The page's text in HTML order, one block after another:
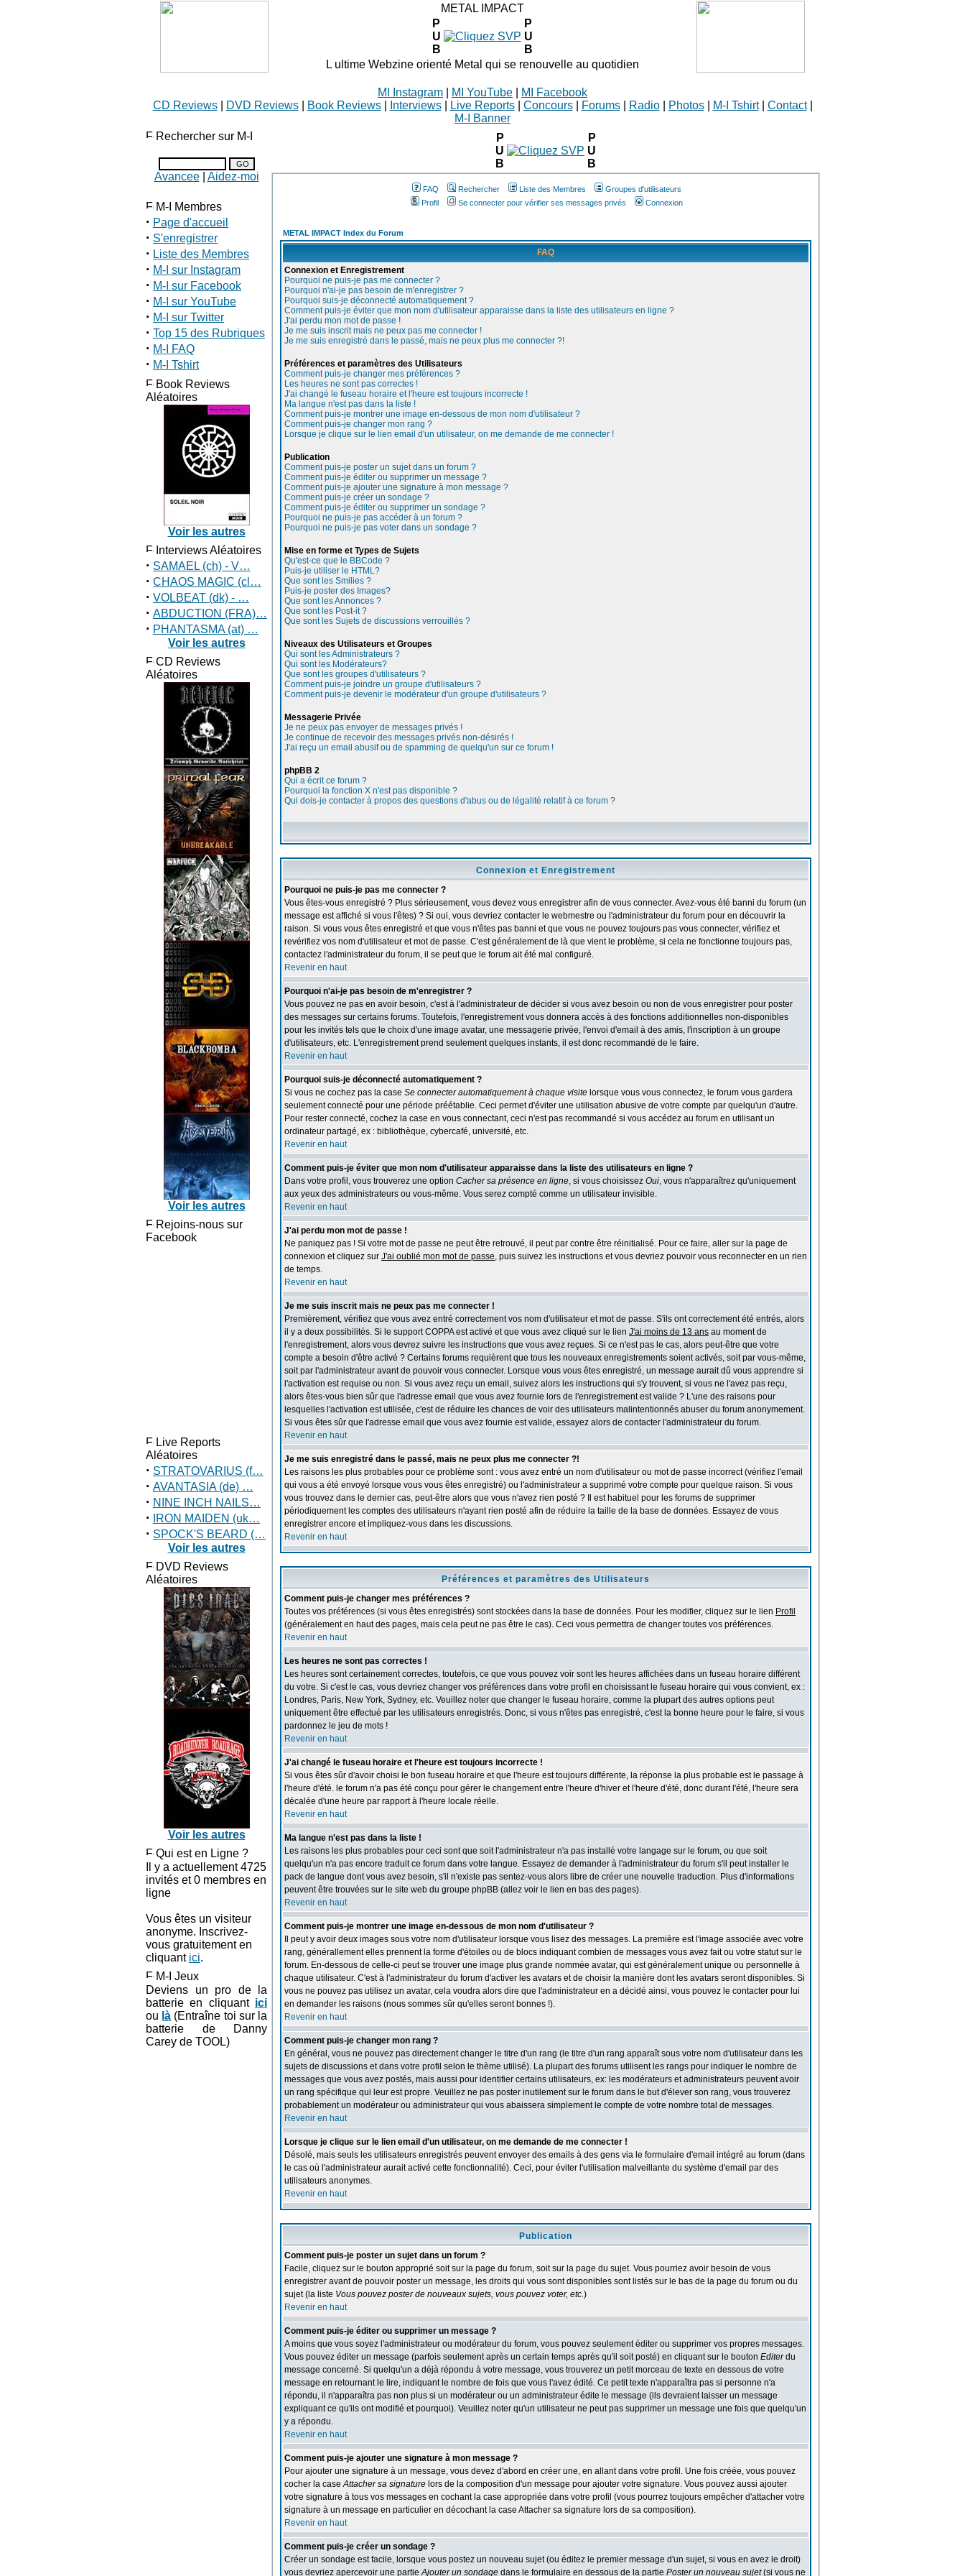
METAL IMPACT
P
U
B
P
U
B
L ultime Webzine orienté Metal qui se renouvelle au quotidien
MI Instagram MI YouTube
MI Facebook
CD Reviews| DVD Reviews| Book Reviews| Interviews| Live Reports| Concours| Forums| Radio| Photos| M-I Tshirt| Contact|
M-I Banner
Rechercher sur M-I
Avancee| Aidez-moi
M-I Membres
· Page d'accueil
· S'enregistrer
· Liste des Membres
· M-I sur Instagram
· M-I sur Facebook
· M-I sur YouTube
· M-I sur Twitter
· Top 15 des Rubriques
· M-I FAQ
· M-I Tshirt
Book Reviews
Aléatoires
Voir les autres
Interviews Aléatoires
· SAMAEL (ch) - V…
· CHAOS MAGIC (cl…
· VOLBEAT (dk) - …
· ABDUCTION (FRA)…
· PHANTASMA (at) …
Voir les autres
CD Reviews
Aléatoires
Voir les autres
Rejoins-nous sur
Facebook
Live Reports
Aléatoires
· STRATOVARIUS (f…
· AVANTASIA (de) …
· NINE INCH NAILS…
· IRON MAIDEN (uk…
· SPOCK'S BEARD (…
Voir les autres
DVD Reviews
Aléatoires
Voir les autres
Qui est en Ligne ?
Il y a actuellement 4725
invités et 0 membres en
ligne
Vous êtes un visiteur
anonyme. Inscrivez-
vous gratuitement en
cliquant ici.
M-I Jeux
Deviens un pro de la
batterie en cliquant ici
ou là (Entraîne toi sur la
batterie de Danny
Carey de TOOL)
P
U
B
P
U
B
FAQ Rechercher Liste des Membres
Groupes d'utilisateurs
Profil
Se connecter pour vérifier ses messages privés Connexion
METAL IMPACT Index du Forum
FAQ
Connexion et Enregistrement
Pourquoi ne puis-je pas me connecter ?
Pourquoi n'ai-je pas besoin de m'enregistrer ?
Pourquoi suis-je déconnecté automatiquement ?
Comment puis-je éviter que mon nom d'utilisateur apparaisse dans la liste des utilisateurs en ligne ?
J'ai perdu mon mot de passe !
Je me suis inscrit mais ne peux pas me connecter !
Je me suis enregistré dans le passé, mais ne peux plus me connecter ?!
Préférences et paramètres des Utilisateurs
Comment puis-je changer mes préférences ?
Les heures ne sont pas correctes !
J'ai changé le fuseau horaire et l'heure est toujours incorrecte !
Ma langue n'est pas dans la liste !
Comment puis-je montrer une image en-dessous de mon nom d'utilisateur ?
Comment puis-je changer mon rang ?
Lorsque je clique sur le lien email d'un utilisateur, on me demande de me connecter !
Publication
Comment puis-je poster un sujet dans un forum ?
Comment puis-je éditer ou supprimer un message ?
Comment puis-je ajouter une signature à mon message ?
Comment puis-je créer un sondage ?
Comment puis-je éditer ou supprimer un sondage ?
Pourquoi ne puis-je pas accéder à un forum ?
Pourquoi ne puis-je pas voter dans un sondage ?
Mise en forme et Types de Sujets
Qu'est-ce que le BBCode ?
Puis-je utiliser le HTML?
Que sont les Smilies ?
Puis-je poster des Images?
Que sont les Annonces ?
Que sont les Post-it ?
Que sont les Sujets de discussions verrouillés ?
Niveaux des Utilisateurs et Groupes
Qui sont les Administrateurs ?
Qui sont les Modérateurs?
Que sont les groupes d'utilisateurs ?
Comment puis-je joindre un groupe d'utilisateurs ?
Comment puis-je devenir le modérateur d'un groupe d'utilisateurs ?
Messagerie Privée
Je ne peux pas envoyer de messages privés !
Je continue de recevoir des messages privés non-désirés !
J'ai reçu un email abusif ou de spamming de quelqu'un sur ce forum !
phpBB 2
Qui a écrit ce forum ?
Pourquoi la fonction X n'est pas disponible ?
Qui dois-je contacter à propos des questions d'abus ou de légalité relatif à ce forum ?
Connexion et Enregistrement
Pourquoi ne puis-je pas me connecter ?
Vous êtes-vous enregistré ? Plus sérieusement, vous devez vous enregistrer afin de vous connecter. Avez-vous été banni du forum (un
message est affiché si vous l'êtes) ? Si oui, vous devriez contacter le webmestre ou l'administrateur du forum pour en découvrir la
raison. Si vous vous êtes enregistré et que vous n'êtes pas banni et que vous ne pouvez toujours pas vous connecter, vérifiez et
revérifiez vos nom d'utilisateur et mot de passe. C'est généralement de là que vient le problème, si cela ne fonctionne toujours pas,
contactez l'administrateur du forum, il se peut que le forum ait été mal configuré.
Revenir en haut
Pourquoi n'ai-je pas besoin de m'enregistrer ?
Vous pouvez ne pas en avoir besoin, c'est à l'administrateur de décider si vous avez besoin ou non de vous enregistrer pour poster
des messages sur certains forums. Toutefois, l'enregistrement vous donnera accès à des fonctions additionnelles non-disponibles
pour les invités tels que le choix d'une image avatar, une messagerie privée, l'envoi d'email à des amis, l'inscription à un groupe
d'utilisateurs, etc. L'enregistrement prend seulement quelques instants, il est donc recommandé de le faire.
Revenir en haut
Pourquoi suis-je déconnecté automatiquement ?
Si vous ne cochez pas la case Se connecter automatiquement à chaque visite lorsque vous vous connectez, le forum vous gardera
seulement connecté pour une période préétablie. Ceci permet d'éviter une utilisation abusive de votre compte par quelqu'un d'autre.
Pour rester connecté, cochez la case en vous connectant, ceci n'est pas recommandé si vous accédez au forum en utilisant un
ordinateur partagé, ex : bibliothèque, cybercafé, université, etc.
Revenir en haut
Comment puis-je éviter que mon nom d'utilisateur apparaisse dans la liste des utilisateurs en ligne ?
Dans votre profil, vous trouverez une option Cacher sa présence en ligne, si vous choisissez Oui, vous n'apparaîtrez qu'uniquement
aux yeux des administrateurs ou vous-même. Vous serez compté comme un utilisateur invisible.
Revenir en haut
J'ai perdu mon mot de passe !
Ne paniquez pas ! Si votre mot de passe ne peut être retrouvé, il peut par contre être réinitialisé. Pour ce faire, aller sur la page de
connexion et cliquez sur J'ai oublié mon mot de passe, puis suivez les instructions et vous devriez pouvoir vous reconnecter en un rien
de temps.
Revenir en haut
Je me suis inscrit mais ne peux pas me connecter !
Premièrement, vérifiez que vous avez entré correctement vos nom d'utilisateur et mot de passe. S'ils ont correctement été entrés, alors
il y a deux possibilités. Si le support COPPA est activé et que vous avez cliqué sur le lien J'ai moins de 13 ans au moment de
l'enregistrement, alors vous devrez suivre les instructions que vous avez reçues. Si ce n'est pas le cas, alors peut-être que votre
compte a besoin d'être activé ? Certains forums requièrent que tous les nouveaux enregistrements soient activés, soit par vous-même,
soit par l'administrateur avant de pouvoir vous connecter. Lorsque vous vous êtes enregistré, un message aurait dû vous apprendre si
l'activation est requise ou non. Si vous avez reçu un email, suivez alors les instructions qui s'y trouvent, si vous ne l'avez pas reçu,
alors êtes-vous bien sûr que l'adresse email que vous avez fournie lors de l'enregistrement est valide ? L'une des raisons pour
lesquelles l'activation est utilisée, c'est de réduire les chances de voir des utilisateurs malintentionnés abuser du forum anonymement.
Si vous êtes sûr que l'adresse email que vous avez fournie est valide, essayez alors de contacter l'administrateur du forum.
Revenir en haut
Je me suis enregistré dans le passé, mais ne peux plus me connecter ?!
Les raisons les plus probables pour ce problème sont : vous avez entré un nom d'utilisateur ou mot de passe incorrect (vérifiez l'email
qui vous a été envoyé lorsque vous vous êtes enregistré) ou l'administrateur a supprimé votre compte pour quelque raison. Si vous
vous trouvez dans le dernier cas, peut-être alors que vous n'avez rien posté ? Il est habituel pour les forums de supprimer
périodiquement les comptes des utilisateurs n'ayant rien posté afin de réduire la taille de la base de données. Essayez de vous
enregistrer encore et impliquez-vous dans les discussions.
Revenir en haut
Préférences et paramètres des Utilisateurs
Comment puis-je changer mes préférences ?
Toutes vos préférences (si vous êtes enregistrés) sont stockées dans la base de données. Pour les modifier, cliquez sur le lien Profil
(généralement en haut des pages, mais cela peut ne pas être le cas). Ceci vous permettra de changer toutes vos préférences.
Revenir en haut
Les heures ne sont pas correctes !
Les heures sont certainement correctes, toutefois, ce que vous pouvez voir sont les heures affichées dans un fuseau horaire différent
du votre. Si c'est le cas, vous devriez changer vos préférences dans votre profil en choisissant le fuseau horaire qui vous convient, ex :
Londres, Paris, New York, Sydney, etc. Veuillez noter que changer le fuseau horaire, comme la plupart des autres options peut
uniquement être effectué par les utilisateurs enregistrés. Donc, si vous n'êtes pas enregistré, c'est la bonne heure pour le faire, si vous
pardonnez le jeu de mots !
Revenir en haut
J'ai changé le fuseau horaire et l'heure est toujours incorrecte !
Si vous êtes sûr d'avoir choisi le bon fuseau horaire et que l'heure est toujours différente, la réponse la plus probable est le passage à
l'heure d'été. le forum n'a pas été conçu pour gérer le changement entre l'heure d'hiver et l'heure d'été, donc durant l'été, l'heure sera
décalée d'une heure par rapport à l'heure locale réelle.
Revenir en haut
Ma langue n'est pas dans la liste !
Les raisons les plus probables pour ceci sont que soit l'administrateur n'a pas installé votre langage sur le forum, ou que soit
quelqu'un n'a pas encore traduit ce forum dans votre langue. Essayez de demander à l'administrateur du forum s'il peut installer le
pack de langue dont vous avez besoin, s'il n'existe pas sentez-vous alors libre de créer une nouvelle traduction. Plus d'informations
peuvent être trouvées sur le site web du groupe phpBB (allez voir le lien en bas des pages).
Revenir en haut
Comment puis-je montrer une image en-dessous de mon nom d'utilisateur ?
Il peut y avoir deux images sous votre nom d'utilisateur lorsque vous lisez des messages. La première est l'image associée avec votre
rang, générallement elles prennent la forme d'étoiles ou de blocs indiquant combien de messages vous avez fait ou votre statut sur le
forum. En-dessous de celle-ci peut se trouver une image plus grande nommée avatar, qui est généralement unique ou personnelle à
chaque utilisateur. C'est à l'administrateur du forum d'activer les avatars et de choisir la manière dont les avatars seront disponibles. Si
vous ne pouvez pas utilisez un avatar, cela voudra alors dire que l'administrateur en a décidé ainsi, vous pouvez le contacter pour lui
en demander les raisons (nous sommes sûr qu'elles seront bonnes !).
Revenir en haut
Comment puis-je changer mon rang ?
En général, vous ne pouvez pas directement changer le titre d'un rang (le titre d'un rang apparaît sous votre nom d'utilisateur dans les
sujets de discussions et dans votre profil selon le thème utilisé). La plupart des forums utilisent les rangs pour indiquer le nombre de
messages que vous avez postés, mais aussi pour identifier certains utilisateurs, ex: les modérateurs et administrateurs peuvent avoir
un rang spécifique qui leur est propre. Veuillez ne pas poster inutilement sur le forum dans le but d'élever son rang, vous trouverez
probablement un modérateur ou administrateur qui vous abaissera simplement le compte de votre nombre total de messages.
Revenir en haut
Lorsque je clique sur le lien email d'un utilisateur, on me demande de me connecter !
Désolé, mais seuls les utilisateurs enregistrés peuvent envoyer des emails à des gens via le formulaire d'email intégré au forum (dans
le cas où l'administrateur aurait activé cette fonctionnalité). Ceci, pour éviter l'utilisation malveillante du système d'email par des
utilisateurs anonymes.
Revenir en haut
Publication
Comment puis-je poster un sujet dans un forum ?
Facile, cliquez sur le bouton approprié soit sur la page du forum, soit sur la page du sujet. Vous pourriez avoir besoin de vous
enregistrer avant de pouvoir poster un message, les droits qui vous sont disponibles sont listés sur le bas de la page du forum ou du
sujet (la liste Vous pouvez poster de nouveaux sujets, vous pouvez voter, etc.)
Revenir en haut
Comment puis-je éditer ou supprimer un message ?
A moins que vous soyez l'administrateur ou modérateur du forum, vous pouvez seulement éditer ou supprimer vos propres messages.
Vous pouvez éditer un message (parfois seulement après un certain temps après qu'il soit posté) en cliquant sur le bouton Editerdu
message concerné. Si quelqu'un a déjà répondu à votre message, vous trouverez un petit morceau de texte en dessous de votre
message en retournant le lire, indiquant le nombre de fois que vous l'avez édité. Ce petit texte n'apparaîtra pas si personne n'a
répondu, il n'apparaîtra pas non plus si un modérateur ou un administrateur édite le message (ils devraient laisser un message
expliquant ce qu'ils ont modifié et pourquoi). Veuillez noter qu'un utilisateur ne peut pas supprimer un message une fois que quelqu'un
y a répondu.
Revenir en haut
Comment puis-je ajouter une signature à mon message ?
Pour ajouter une signature à un message, vous devez d'abord en créer une, en allant dans votre profil. Une fois créée, vous pouvez
cocher la caseAttacher sa signature lors de la composition d'un message pour ajouter votre signature. Vous pouvez aussi ajouter
votre signature à tous vos messages en cochant la case appropriée dans votre profil (vous pourrez toujours empêcher d'attacher votre
signature à un message en particulier en décochant la case Attacher sa signature lors de sa composition).
Revenir en haut
Comment puis-je créer un sondage ?
Créer un sondage est facile, lorsque vous postez un nouveau sujet (ou éditez le premier message d'un sujet, si vous en avez le droit)
vous devriez apercevoir une partieAjouter un sondage dans le formulaire en dessous de la partie Poster un nouveau sujet(si vous ne